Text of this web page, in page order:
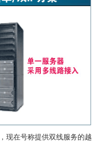
现在号称提供双线服务的越